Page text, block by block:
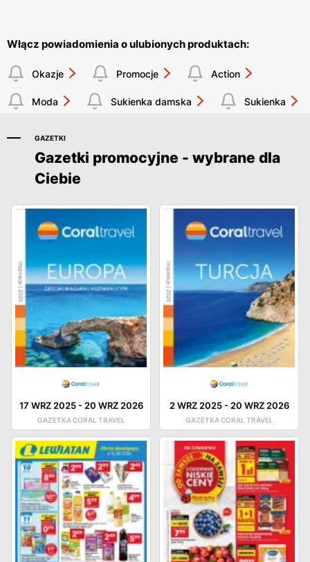
Włącz powiadomienia o ulubionych produktach:
Okazje Promocje Action
Moda Sukienka damska Sukienka
GAZETKI
Gazetki promocyjne - wybrane dla
Ciebie
17 WRZ 2025-20 WRZ 2026
GAZETKA CORAL TRAVEL
2 WRZ 2025-20 WRZ 2026
GAZETKA CORAL TRAVEL